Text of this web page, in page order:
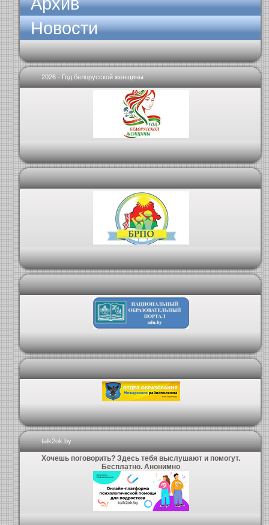
Новости
2026 - Год белорусской женщины
talk2ok.by
Хочешь поговорить? Здесь тебя выслушают и помогут.
Бесплатно. Анонимно